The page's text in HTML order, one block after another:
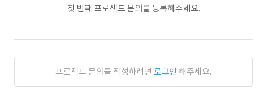
첫 번째 프로젝트 문의를 등록해주세요.
프로젝트 문의를 작성하려면 로그인 해주세요.